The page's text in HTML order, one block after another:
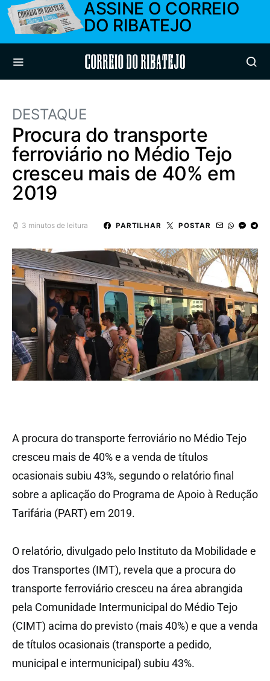
ASSINE O CORREIO
DO RIBATEJO
Correio do Ribatejo
DESTAQUE
Procura do transporte
ferroviário no Médio Tejo
cresceu mais de 40% em
2019
3 minutos de leitura PARTILHAR POSTAR
A procura do transporte ferroviário no Médio Tejo
cresceu mais de 40% e a venda de títulos
ocasionais subiu 43%, segundo o relatório final
sobre a aplicação do Programa de Apoio à Redução
Tarifária (PART) em 2019.
O relatório, divulgado pelo Instituto da Mobilidade e
dos Transportes (IMT), revela que a procura do
transporte ferroviário cresceu na área abrangida
pela Comunidade Intermunicipal do Médio Tejo
(CIMT) acima do previsto (mais 40%) e que a venda
de títulos ocasionais (transporte a pedido,
municipal e intermunicipal) subiu 43%.